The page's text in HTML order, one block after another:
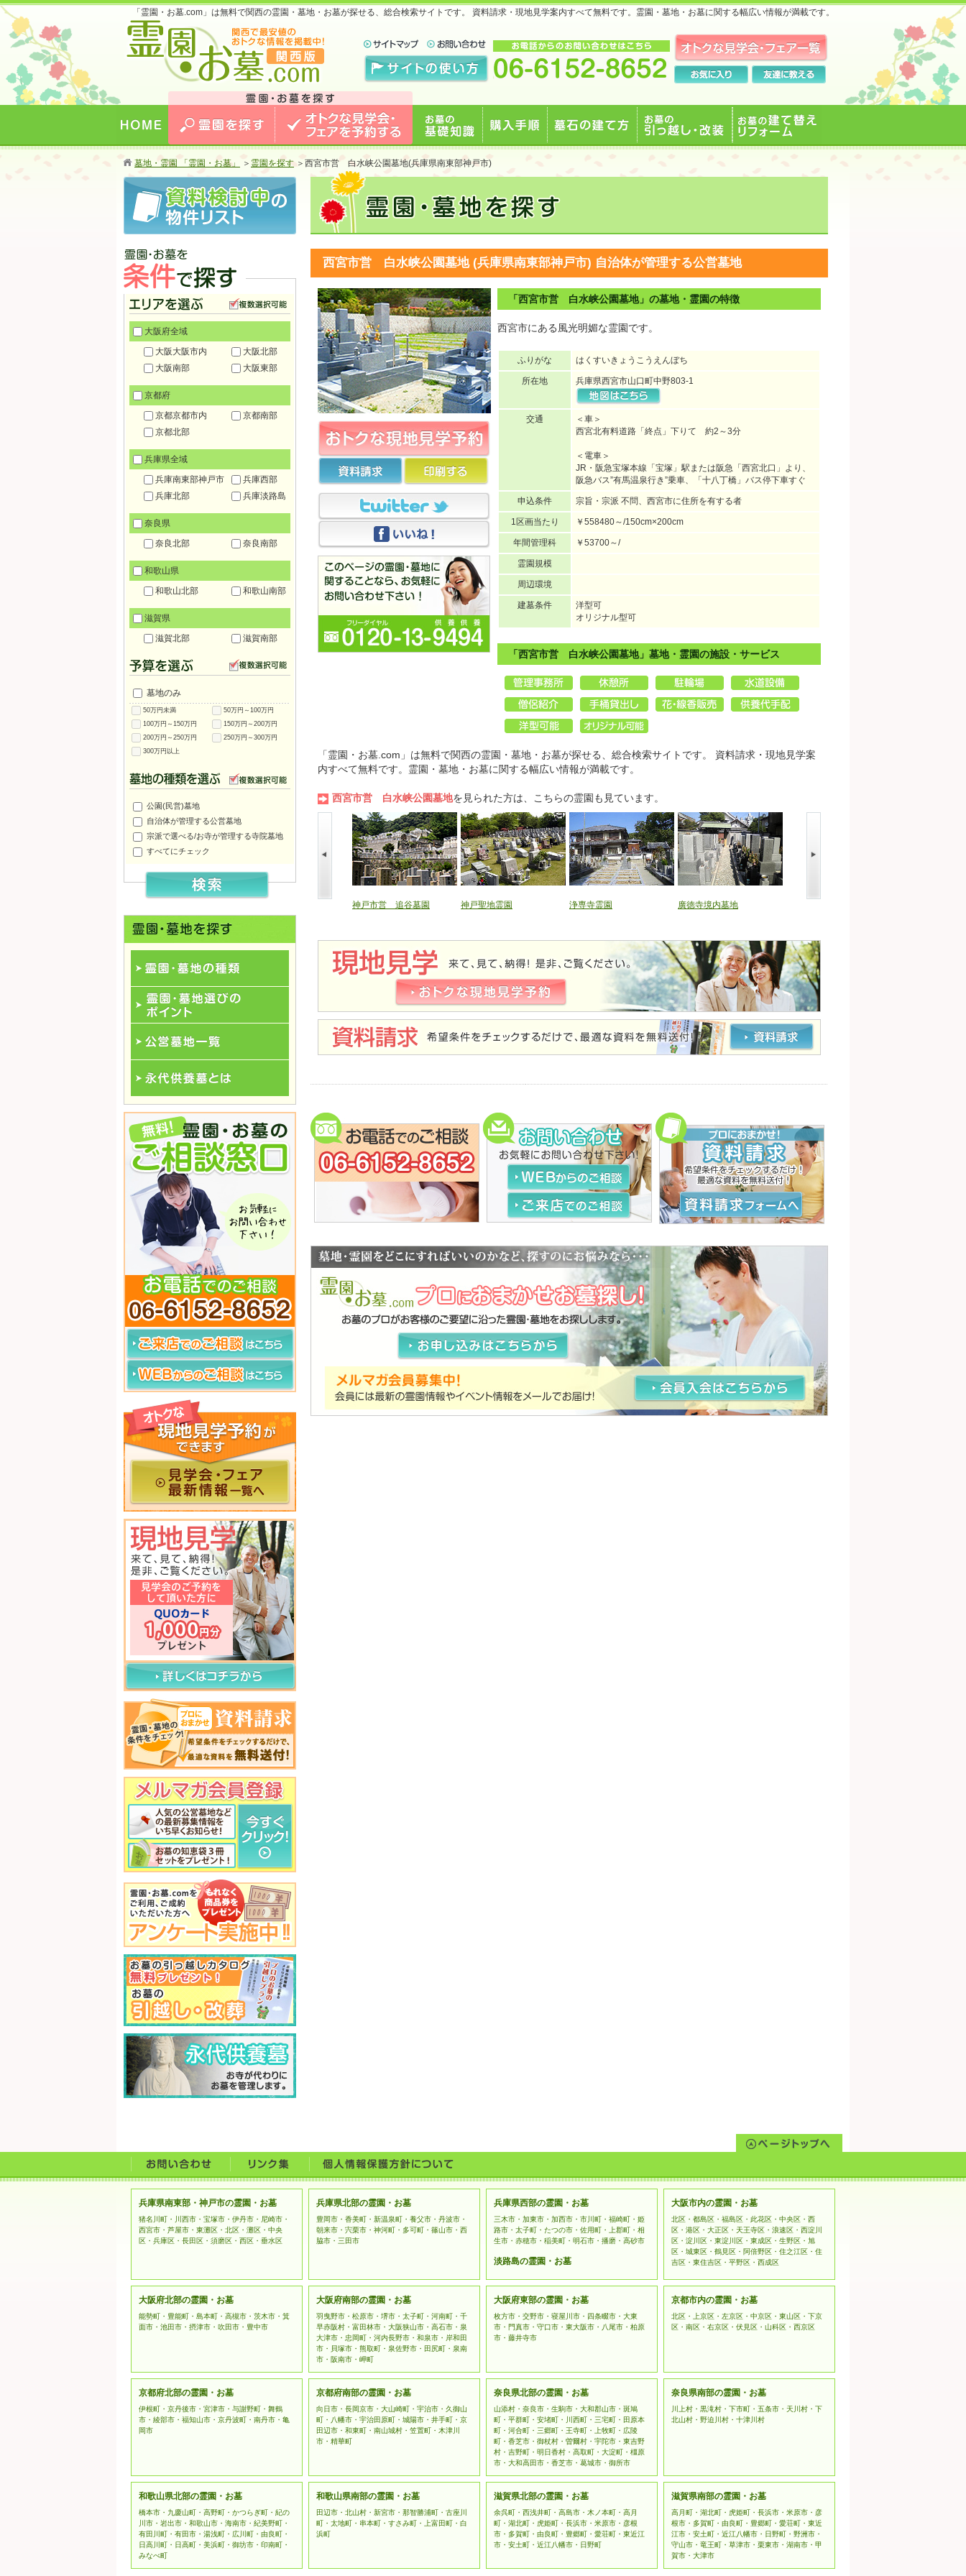
「霊園・お墓.com」は無料で関西の霊園・墓地・お墓が探せる、総合検索サイトです。 資料請求・現地見学案内すべて無料です。霊園・墓地・お墓に関する幅広い情報が満載です。
お墓のことなら霊園・お墓.com 関西版 関西で
最安値のおトクな情報を掲載中！
する
墓地・霊園 「霊園・お墓」 ＞ 霊園を探す ＞ 西宮市営 白水峡公園墓地(兵庫県南東部神戸市)
西宮市営 白水峡公園墓地 (兵庫県南東部神戸市) 自治体が管理する公営墓地
「西宮市営 白水峡公園墓地」の墓地・霊園の特徴
西宮市にある風光明媚な霊園です。
ふりがな はくすいきょうこうえんぼち
所在地 兵庫県西宮市山口町中野803-1
交通
＜車＞
西宮北有料道路「終点」下りて 約2～3分
＜電車＞
JR・阪急宝塚本線「宝塚」駅または阪急「西宮北口」より、
阪急バス”有馬温泉行き”乗車、「十八丁橋」バス停下車すぐ
申込条件 宗旨・宗派 不問、西宮市に住所を有する者
1区画当たり ￥558480～/150cm×200cm
年間管理科 ￥53700～/
霊園規模
周辺環境
建墓条件
洋型可
オリジナル型可
「西宮市営 白水峡公園墓地」墓地・霊園の施設・サービス
「霊園・お墓.com」は無料で関西の霊園・墓地・お墓が探せる、総合検索サイトです。 資料請求・現地見学案
内すべて無料です。霊園・墓地・お墓に関する幅広い情報が満載です。
西宮市営 白水峡公園墓地を見られた方は、こちらの霊園も見ています。
神戸市営 追谷墓園 神戸聖地霊園 浄専寺霊園 廣徳寺境内墓地
霊園・お墓を条件で探す
大阪府全域
大阪大阪市内
大阪北部
大阪南部
大阪東部
京都府
京都京都市内
京都南部
京都北部
兵庫県全域
兵庫南東部神戸市
兵庫西部
兵庫北部
兵庫淡路島
奈良県
奈良北部
奈良南部
和歌山県
和歌山北部
和歌山南部
滋賀県
滋賀北部
滋賀南部
墓地のみ
50万円未満
50万円～100万円
100万円～150万円
150万円～200万円
200万円～250万円
250万円～300万円
300万円以上
公園(民営)墓地
自治体が管理する公営墓地
宗派で選べる/お寺が管理する寺院墓地
すべてにチェック
霊園･墓地の種類
永代供養一覧
兵庫県南東部・神戸市の霊園・お墓
猪名川町・川西市・宝塚市・伊丹市・尼崎市・
西宮市・芦屋市・東灘区・北区・灘区・中央
区・兵庫区・長田区・須磨区・西区・垂水区
兵庫県北部の霊園・お墓
豊岡市・香美町・新温泉町・養父市・丹波市・
朝来市・宍栗市・神河町・多可町・篠山市・西
脇市・三田市
兵庫県西部の霊園・お墓
三木市・加東市・加西市・市川町・福崎町・姫
路市・太子町・たつの市・佐用町・上郡町・相
生市・赤穂市・稲美町・明石市・播磨・高砂市
淡路島の霊園・お墓
大阪市内の霊園・お墓
北区・都島区・福島区・此花区・中央区・西
区・港区・大正区・天王寺区・浪速区・西淀川
区・淀川区・東淀川区・東成区・生野区・旭
区・城東区・鶴見区・阿倍野区・住之江区・住
吉区・東住吉区・平野区・西成区
大阪府北部の霊園・お墓
能勢町・豊能町・島本町・高槻市・茨木市・箕
面市・池田市・摂津市・吹田市・豊中市
大阪府南部の霊園・お墓
羽曳野市・松原市・堺市・太子町・河南町・千
早赤阪村・富田林市・大阪狭山市・高石市・泉
大津市・忠岡町・河内長野市・和泉市・岸和田
市・貝塚市・熊取町・泉佐野市・田尻町・泉南
市・阪南市・岬町
大阪府東部の霊園・お墓
枚方市・交野市・寝屋川市・四条畷市・大東
市・門真市・守口市・東大阪市・八尾市・柏原
市・藤井寺市
京都市内の霊園・お墓
北区・上京区・左京区・中京区・東山区・下京
区・南区・右京区・伏見区・山科区・西京区
京都府北部の霊園・お墓
伊根町・京丹後市・宮津市・与謝野町・舞鶴
市・綾部市・福知山市・京丹波町・南丹市・亀
岡市
京都府南部の霊園・お墓
向日市・長岡京市・大山崎町・宇治市・久御山
町・八幡市・宇治田原町・城陽市・井手町・京
田辺市・和東町・南山城村・笠置町・木津川
市・精華町
奈良県北部の霊園・お墓
山添村・奈良市・生駒市・大和郡山市・斑鳩
町・平群町・安堵町・川西町・三宅町・田原本
町・河合町・三郷町・王寺町・上牧町・広陵
町・香芝市・御杖村・曽爾村・宇陀市・東吉野
村・吉野町・明日香村・高取町・大淀町・橿原
市・大和高田市・香芝市・葛城市・御所市
奈良県南部の霊園・お墓
川上村・黒滝村・下市町・五条市・天川村・下
北山村・野迫川村・十津川村
和歌山県北部の霊園・お墓
橋本市・九慶山町・高野町・かつらぎ町・紀の
川市・岩出市・和歌山市・海南市・紀美野町・
有田川町・有田市・湯浅町・広川町・由良町・
日高川町・日高町・美浜町・御坊市・印南町・
みなべ町
和歌山県南部の霊園・お墓
田辺市・北山村・新宮市・那智勝浦町・古座川
町・太地町・串本町・すさみ町・上富田町・白
浜町
滋賀県北部の霊園・お墓
余呉町・西浅井町・高島市・木ノ本町・高月
町・湖北町・虎姫町・長浜市・米原市・彦根
市・多賀町・由良町・豊郷町・愛荘町・東近江
市・安土町・近江八幡市・日野町
滋賀県南部の霊園・お墓
高月町・湖北町・虎姫町・長浜市・米原市・彦
根市・多賀町・由良町・豊郷町・愛荘町・東近
江市・安土町・近江八幡市・日野町・野洲市・
守山市・竜王町・草津市・栗東市・湖南市・甲
賀市・大津市